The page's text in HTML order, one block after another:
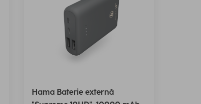
Hama Baterie externă